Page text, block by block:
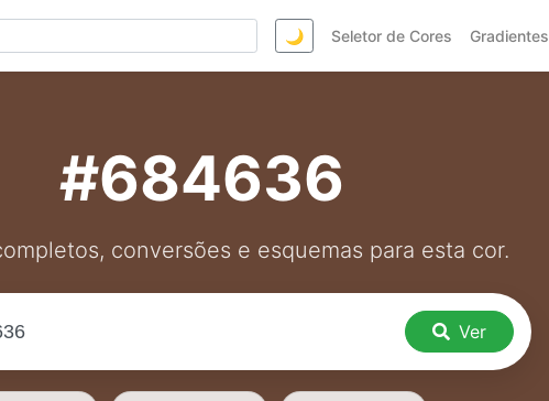
🌙 Seletor de Cores Gradientes
#684636
conversões e esquemas para esta cor.
Ver